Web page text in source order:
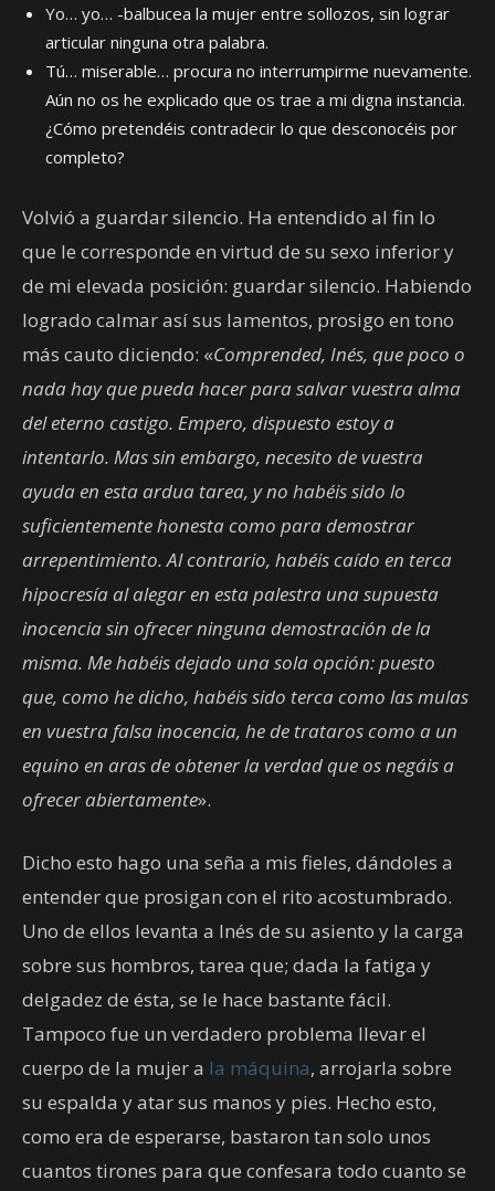
Yo… yo… -balbucea la mujer entre sollozos, sin lograr
articular ninguna otra palabra.
Tú… miserable… procura no interrumpirme nuevamente.
Aún no os he explicado que os trae a mi digna instancia.
¿Cómo pretendéis contradecir lo que desconocéis por
completo?
Volvió a guardar silencio. Ha entendido al fin lo
que le corresponde en virtud de su sexo inferior y
de mi elevada posición: guardar silencio. Habiendo
logrado calmar así sus lamentos, prosigo en tono
más cauto diciendo: «Comprended, Inés, que poco o
nada hay que pueda hacer para salvar vuestra alma
del eterno castigo. Empero, dispuesto estoy a
intentarlo. Mas sin embargo, necesito de vuestra
ayuda en esta ardua tarea, y no habéis sido lo
suficientemente honesta como para demostrar
arrepentimiento. Al contrario, habéis caído en terca
hipocresía al alegar en esta palestra una supuesta
inocencia sin ofrecer ninguna demostración de la
misma. Me habéis dejado una sola opción: puesto
que, como he dicho, habéis sido terca como las mulas
en vuestra falsa inocencia, he de trataros como a un
equino en aras de obtener la verdad que os negáis a
ofrecer abiertamente».
Dicho esto hago una seña a mis fieles, dándoles a
entender que prosigan con el rito acostumbrado.
Uno de ellos levanta a Inés de su asiento y la carga
sobre sus hombros, tarea que; dada la fatiga y
delgadez de ésta, se le hace bastante fácil.
Tampoco fue un verdadero problema llevar el
cuerpo de la mujer a la máquina, arrojarla sobre
su espalda y atar sus manos y pies. Hecho esto,
como era de esperarse, bastaron tan solo unos
cuantos tirones para que confesara todo cuanto se